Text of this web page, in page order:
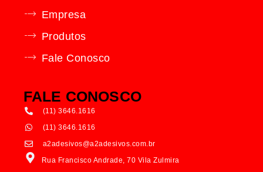
Empresa
Produtos
Fale Conosco
FALE CONOSCO
(11) 3646.1616
(11) 3646.1616
a2adesivos@a2adesivos.com.br
Rua Francisco Andrade, 70 Vila Zulmira